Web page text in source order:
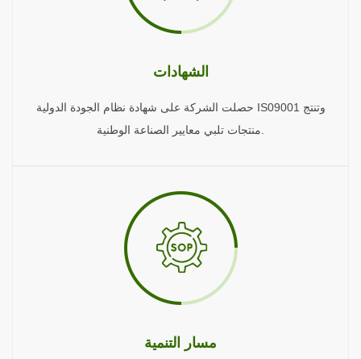
الشهادات
حصلت الشركة على شهادة نظام الجودة الدولية IS09001 وتنتج
مسار التنمية